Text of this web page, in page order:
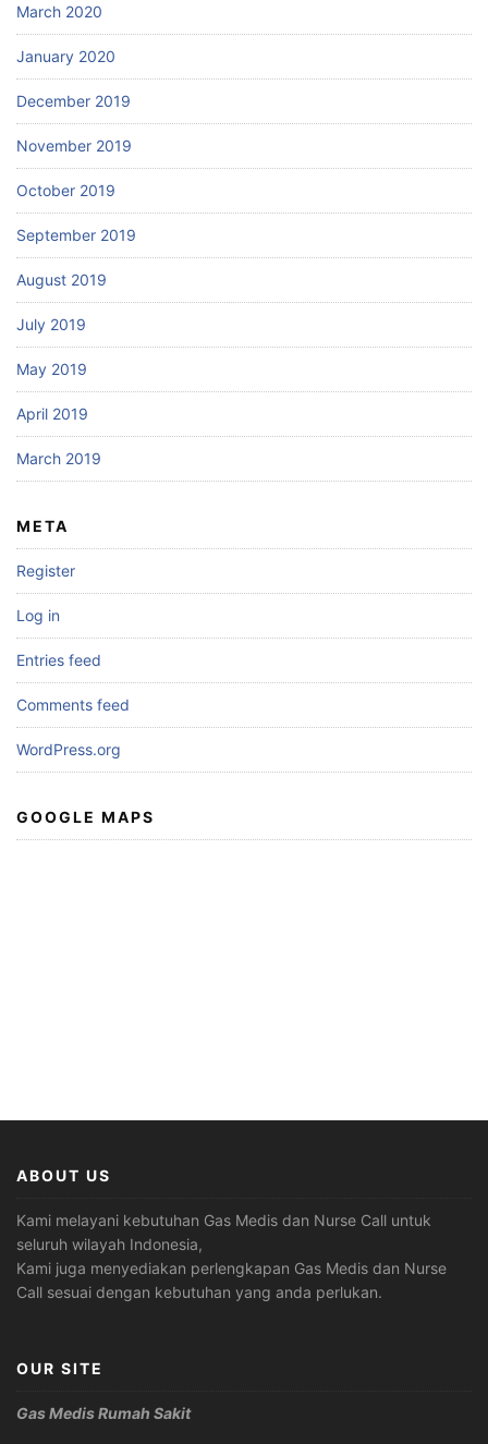
March 2020
January 2020
December 2019
November 2019
October 2019
September 2019
August 2019
July 2019
May 2019
April 2019
March 2019
META
Register
Log in
Entries feed
Comments feed
WordPress.org
GOOGLE MAPS
ABOUT US
Kami melayani kebutuhan Gas Medis dan Nurse Call untuk
seluruh wilayah Indonesia,
Kami juga menyediakan perlengkapan Gas Medis dan Nurse
Call sesuai dengan kebutuhan yang anda perlukan.
OUR SITE
Gas Medis Rumah Sakit